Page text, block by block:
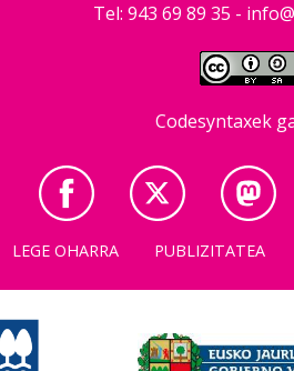
Tel: 943 69 89 35 -
Codesyntaxek
LEGE OHARRA PUBLIZITATEA